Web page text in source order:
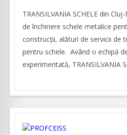
TRANSILVANIA SCHELE din
de închiriere schele metalice
construcții, alături de servicii de
pentru schele. Având o echipă
experimentată, TRANSILVANIA